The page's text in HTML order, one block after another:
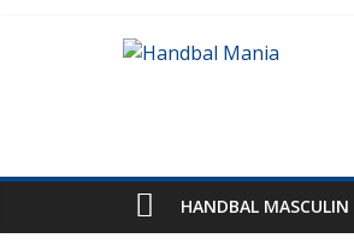
HANDBAL MASCULIN